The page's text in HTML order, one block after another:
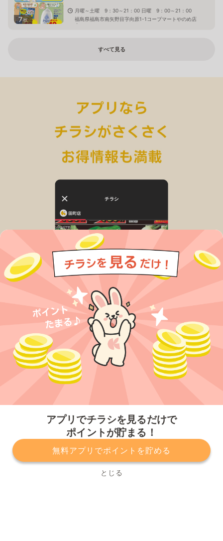
アプリでチラシを見るだけで
ポイントが貯まる！
無料アプリでポイントを貯める
とじる
7枚
月曜～土曜 9：30～21：00 日曜 9：00～21：00
福島県福島市南矢野目字向原1-1コープマートやのめ店
内
すべて見る
プライバシーポリシー 利用規約
運営会社
サービスに関してのお問い合わせ